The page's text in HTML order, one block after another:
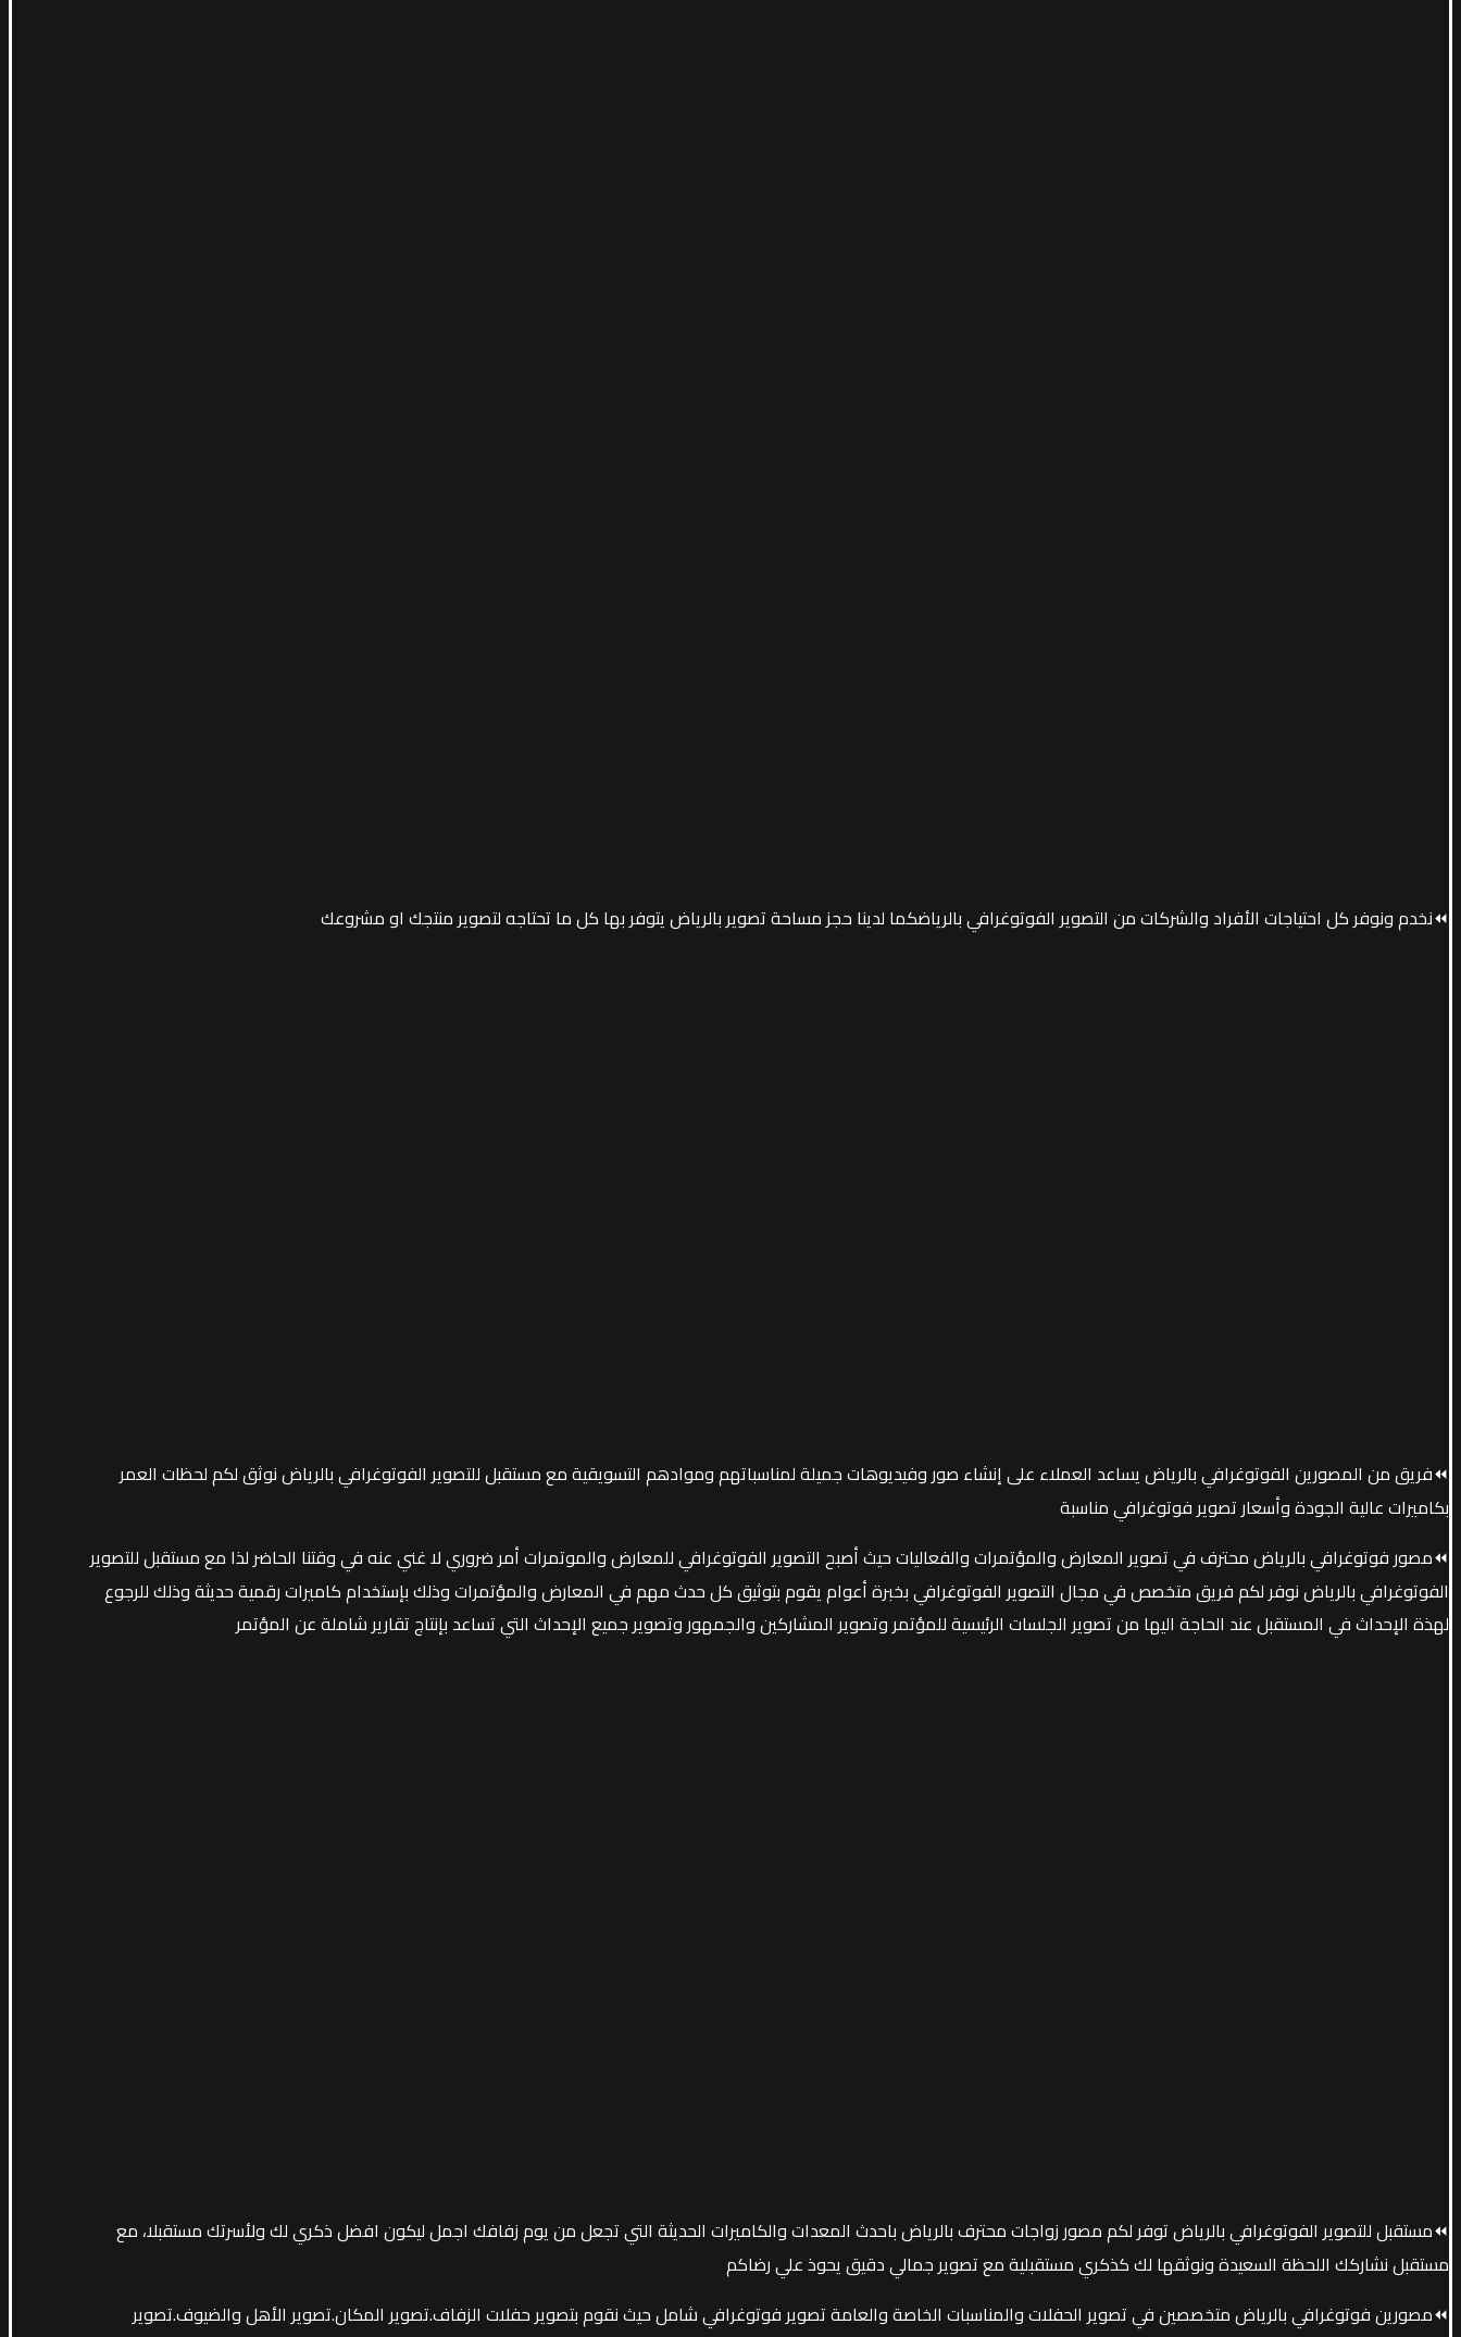
⏪نخدم ونوفر كل احتياجات الأفراد والشركات من التصوير الفوتوغرافي بالرياضكما لدينا حجز مساحة تصوير بالرياض يتوفر بها كل ما تحتاجه لتصوير منتجك او مشروعك
⏪فريق من المصورين الفوتوغرافي بالرياض يساعد العملاء على إنشاء صور وفيديوهات جميلة لمناسباتهم وموادهم التسويقية مع مستقبل للتصوير الفوتوغرافي بالرياض نوثق لكم لحظات العمر
بكاميرات عالية الجودة وأسعار تصوير فوتوغرافي مناسبة
⏪مصور فوتوغرافي بالرياض محترف في تصوير المعارض والمؤتمرات والفعاليات حيث أصبح التصوير الفوتوغرافي للمعارض والموتمرات أمر ضروري لا غني عنه في وقتنا الحاضر لذا مع مستقبل للتصوير
الفوتوغرافي بالرياض نوفر لكم فريق متخصص في مجال التصوير الفوتوغرافي بخبرة أعوام يقوم بتوثيق كل حدث مهم في المعارض والمؤتمرات وذلك بإستخدام كاميرات رقمية حديثة وذلك للرجوع
لهذة الإحداث في المستقبل عند الحاجة اليها من تصوير الجلسات الرئيسية للمؤتمر وتصوير المشاركين والجمهور وتصوير جميع الإحداث التي تساعد بإنتاج تقارير شاملة عن المؤتمر
⏪مستقبل للتصوير الفوتوغرافي بالرياض توفر لكم مصور زواجات محترف بالرياض باحدث المعدات والكاميرات الحديثة التي تجعل من يوم زفافك اجمل ليكون افضل ذكري لك ولأسرتك مستقبلا، مع
مستقبل نشاركك اللحظة السعيدة ونوثقها لك كذكري مستقبلية مع تصوير جمالي دقيق يحوذ علي رضاكم
⏪مصورين فوتوغرافي بالرياض متخصصين في تصوير الحفلات والمناسبات الخاصة والعامة تصوير فوتوغرافي شامل حيث نقوم بتصوير حفلات الزفاف.تصوير المكان.تصوير الأهل والضيوف.تصوير